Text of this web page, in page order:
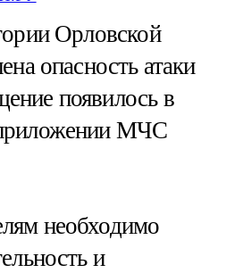
Орловской
опасность атаки
появилось в
МЧС
необходимо
и